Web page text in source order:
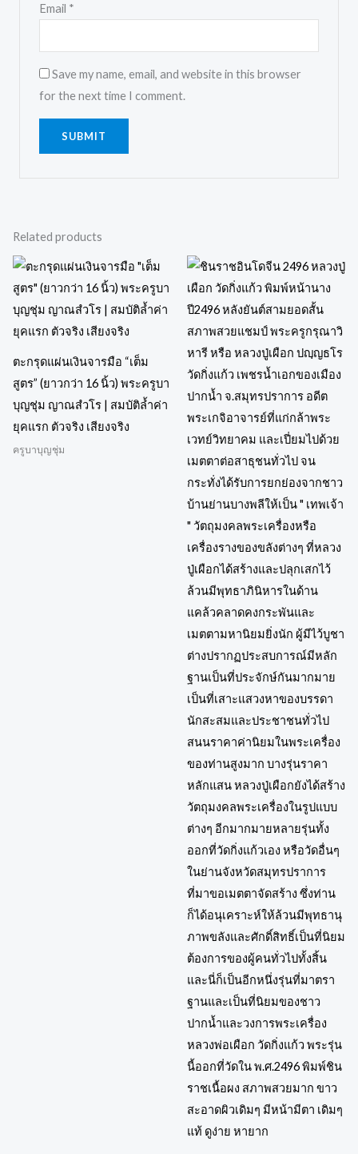
Email *
Save my name, email, and website in this browser
for the next time I comment.
Related products
ตะกรุดแผ่นเงินจารมือ “เต็ม
สูตร” (ยาวกว่า 16 นิ้ว) พระครูบา
บุญชุ่ม ญาณสํวโร | สมบัติล้ำค่า
ยุคแรก ตัวจริง เสียงจริง
ครูบาบุญชุ่ม